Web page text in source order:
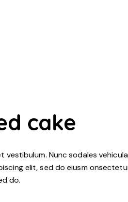
cake
vestibulum. Nunc sodales
elit, sed do eiusm
do.